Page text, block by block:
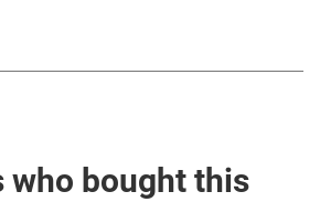
who bought this